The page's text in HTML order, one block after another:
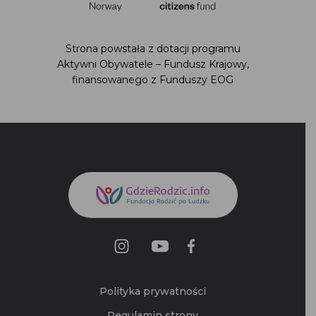
Strona powstała z dotacji programu
Aktywni Obywatele – Fundusz Krajowy,
finansowanego z Funduszy EOG
Polityka prywatności